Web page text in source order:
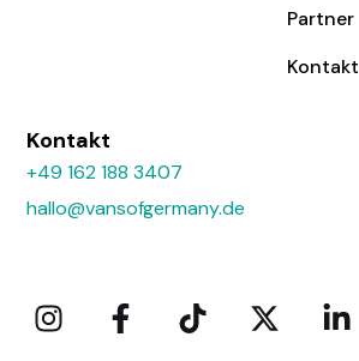
Partner
Kontakt
Kontakt
+49 162 188 3407
hallo@vansofgermany.de